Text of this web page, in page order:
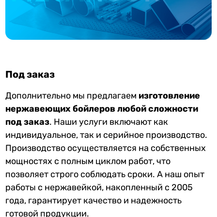
Под заказ
Дополнительно мы предлагаем изготовление
нержавеющих бойлеров любой сложности
под заказ. Наши услуги включают как
индивидуальное, так и серийное производство.
Производство осуществляется на собственных
мощностях с полным циклом работ, что
позволяет строго соблюдать сроки. А наш опыт
работы с нержавейкой, накопленный с 2005
года, гарантирует качество и надежность
готовой продукции.